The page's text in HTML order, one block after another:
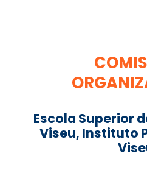
Escola Superior
Viseu, Instituto